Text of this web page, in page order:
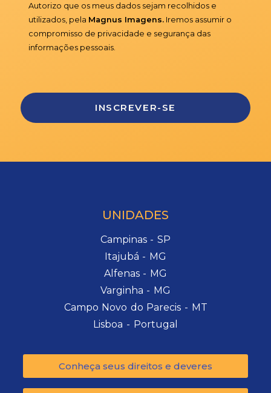
Autorizo que os meus dados sejam recolhidos e
utilizados, pela Magnus Imagens.Iremos assumir o
compromisso de privacidade e segurança das
informações pessoais.
UNIDADES
Campinas - SP
Itajubá - MG
Alfenas - MG
Varginha - MG
Campo Novo do Parecis - MT
Lisboa - Portugal
Conheça seus direitos e deveres